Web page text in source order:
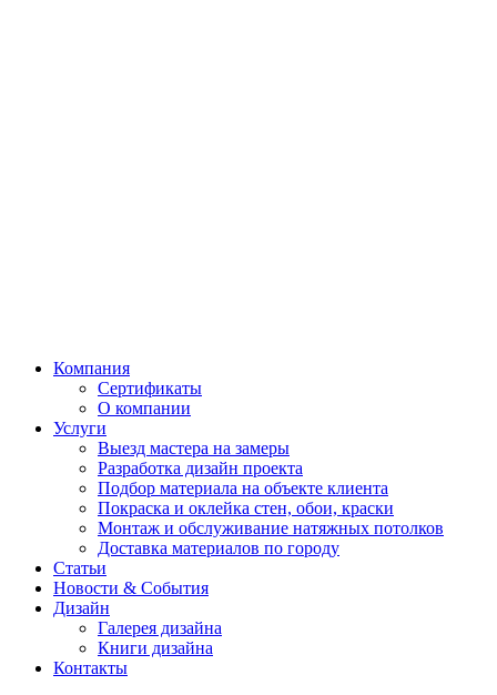
Компания
Сертификаты
О компании
Услуги
Выезд мастера на замеры
Разработка дизайн проекта
Подбор материала на объекте клиента
Покраска и оклейка стен, обои, краски
Монтаж и обслуживание натяжных потолков
Доставка материалов по городу
Статьи
Новости & События
Дизайн
Галерея дизайна
Книги дизайна
Контакты